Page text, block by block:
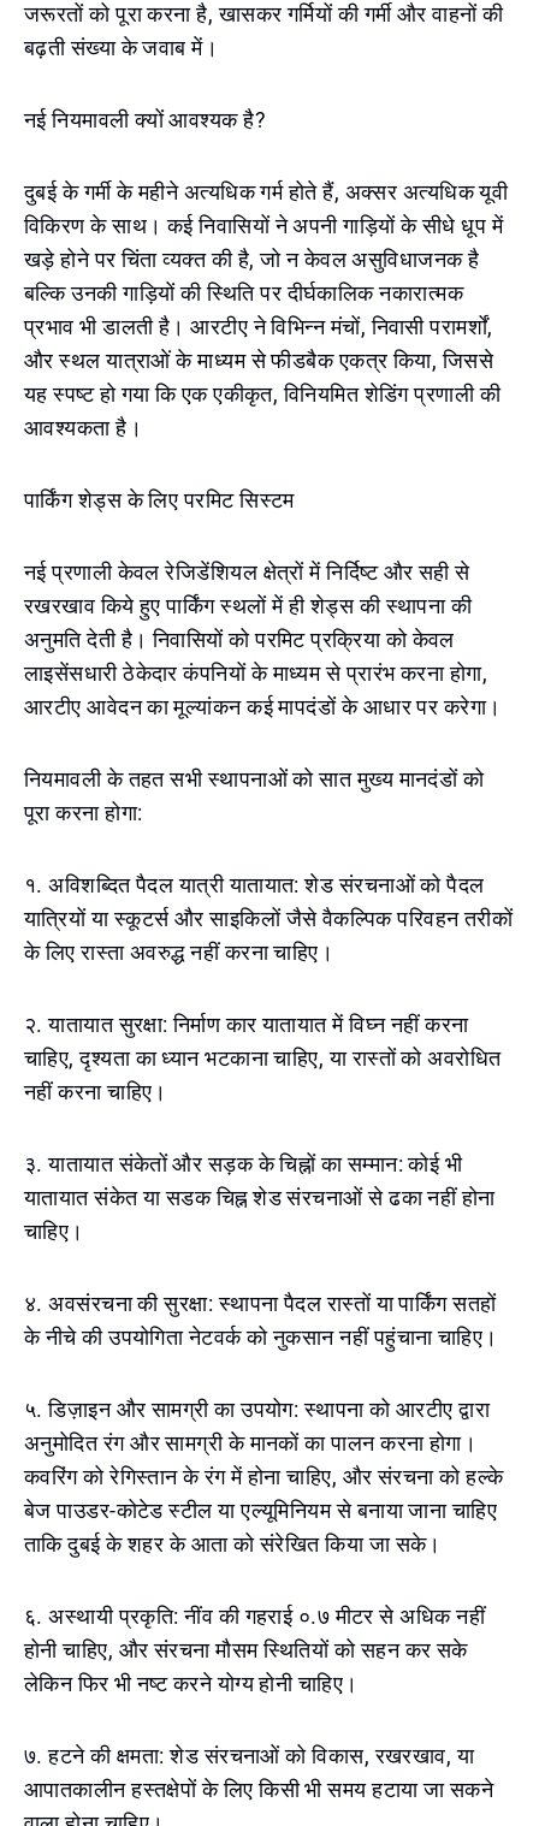
जरूरतों को पूरा करना है, खासकर गर्मियों की गर्मी और वाहनों की
बढ़ती संख्या के जवाब में।
नई नियमावली क्यों आवश्यक है?
दुबई के गर्मी के महीने अत्यधिक गर्म होते हैं, अक्सर अत्यधिक यूवी
विकिरण के साथ। कई निवासियों ने अपनी गाड़ियों के सीधे धूप में
खड़े होने पर चिंता व्यक्त की है, जो न केवल असुविधाजनक है
बल्कि उनकी गाड़ियों की स्थिति पर दीर्घकालिक नकारात्मक
प्रभाव भी डालती है। आरटीए ने विभिन्न मंचों, निवासी परामर्शों,
और स्थल यात्राओं के माध्यम से फीडबैक एकत्र किया, जिससे
यह स्पष्ट हो गया कि एक एकीकृत, विनियमित शेडिंग प्रणाली की
आवश्यकता है।
पार्किंग शेड्स के लिए परमिट सिस्टम
नई प्रणाली केवल रेजिडेंशियल क्षेत्रों में निर्दिष्ट और सही से
रखरखाव किये हुए पार्किंग स्थलों में ही शेड्स की स्थापना की
अनुमति देती है। निवासियों को परमिट प्रक्रिया को केवल
लाइसेंसधारी ठेकेदार कंपनियों के माध्यम से प्रारंभ करना होगा,
आरटीए आवेदन का मूल्यांकन कई मापदंडों के आधार पर करेगा।
नियमावली के तहत सभी स्थापनाओं को सात मुख्य मानदंडों को
पूरा करना होगा:
१. अविशब्दित पैदल यात्री यातायात: शेड संरचनाओं को पैदल
यात्रियों या स्कूटर्स और साइकिलों जैसे वैकल्पिक परिवहन तरीकों
के लिए रास्ता अवरुद्ध नहीं करना चाहिए।
२. यातायात सुरक्षा: निर्माण कार यातायात में विघ्न नहीं करना
चाहिए, दृश्यता का ध्यान भटकाना चाहिए, या रास्तों को अवरोधित
नहीं करना चाहिए।
३. यातायात संकेतों और सड़क के चिह्नों का सम्मान: कोई भी
यातायात संकेत या सडक चिह्न शेड संरचनाओं से ढका नहीं होना
चाहिए।
४. अवसंरचना की सुरक्षा: स्थापना पैदल रास्तों या पार्किंग सतहों
के नीचे की उपयोगिता नेटवर्क को नुकसान नहीं पहुंचाना चाहिए।
५. डिज़ाइन और सामग्री का उपयोग: स्थापना को आरटीए द्वारा
अनुमोदित रंग और सामग्री के मानकों का पालन करना होगा।
कवरिंग को रेगिस्तान के रंग में होना चाहिए, और संरचना को हल्के
बेज पाउडर-कोटेड स्टील या एल्यूमिनियम से बनाया जाना चाहिए
ताकि दुबई के शहर के आता को संरेखित किया जा सके।
६. अस्थायी प्रकृति: नींव की गहराई ०.७ मीटर से अधिक नहीं
होनी चाहिए, और संरचना मौसम स्थितियों को सहन कर सके
लेकिन फिर भी नष्ट करने योग्य होनी चाहिए।
७. हटने की क्षमता: शेड संरचनाओं को विकास, रखरखाव, या
आपातकालीन हस्तक्षेपों के लिए किसी भी समय हटाया जा सकने